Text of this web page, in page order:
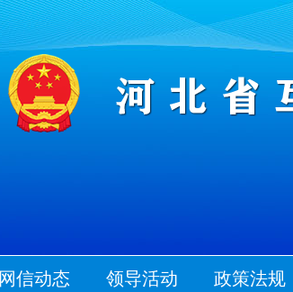
网信动态 领导活动 政策法规